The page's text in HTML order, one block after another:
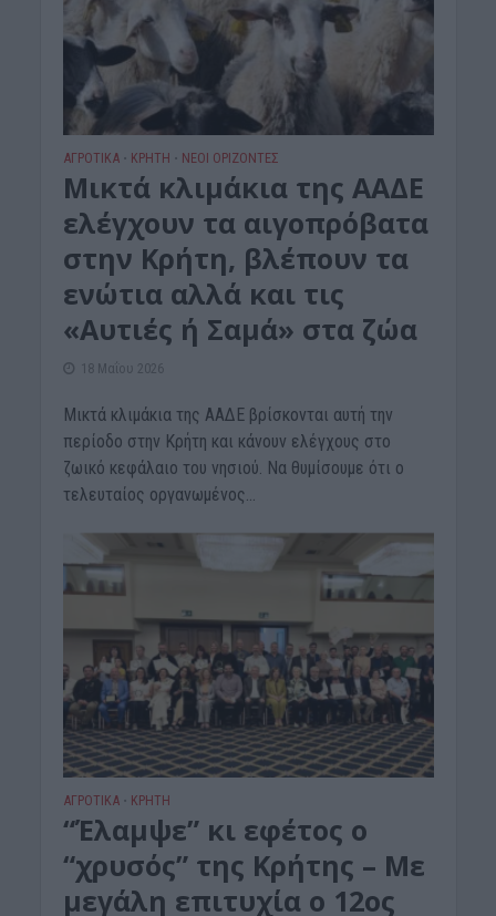
ΑΓΡΟΤΙΚΑ • ΚΡΗΤΗ • ΝΕΟΙ ΟΡΙΖΟΝΤΕΣ
Μικτά κλιμάκια της ΑΑΔΕ
ελέγχουν τα αιγοπρόβατα
στην Κρήτη, βλέπουν τα
ενώτια αλλά και τις
«Αυτιές ή Σαμά» στα ζώα
18 Μαΐου 2026
Μικτά κλιμάκια της ΑΑΔΕ βρίσκονται αυτή την
περίοδο στην Κρήτη και κάνουν ελέγχους στο
ζωικό κεφάλαιο του νησιού. Να θυμίσουμε ότι ο
τελευταίος οργανωμένος...
ΑΓΡΟΤΙΚΑ • ΚΡΗΤΗ
“Έλαμψε” κι εφέτος ο
“χρυσός” της Κρήτης – Με
μεγάλη επιτυχία ο 12ος